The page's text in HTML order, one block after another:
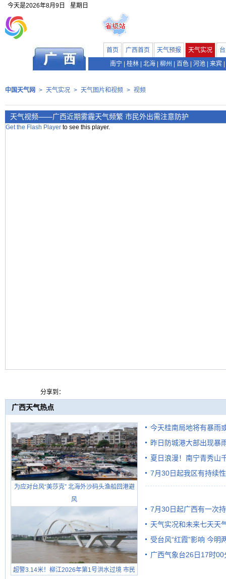
今天是2026年8月9日 星期日
首页 广西首页 天气预报 天气实况
南宁
桂林 北海 柳州 百色 河池 来宾
中国天气网 > 天气实况 > 天气图片和视频 > 视频
天气视频——广西近期雾霾天气频繁 市民外出需注意防护
Get the Flash Player to see this player.
分享到：
广西天气热点
为应对台风“美莎克” 北海外沙码头渔船回港避
风
超警3.14米！柳江2026年第1号洪水过境 市民
今天桂南局地将有暴雨
需继续防范
昨日防城港大部出现暴
雨
夏日浪漫！南宁青秀山
7月30日起我区有持续
7月30日起广西有一次
天气实况和未来七天天
受台风“红霞”影响 今明
有较强降雨
广西气象台26日17时